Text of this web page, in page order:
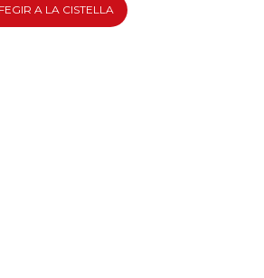
A LA CISTELLA